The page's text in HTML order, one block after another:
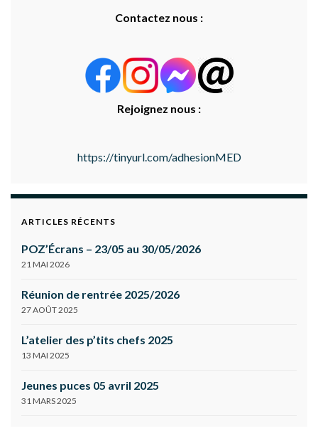
Contactez nous :
Rejoignez nous :
https://tinyurl.com/adhesionMED
ARTICLES RÉCENTS
POZ’Écrans – 23/05 au 30/05/2026
21 MAI 2026
Réunion de rentrée 2025/2026
27 AOÛT 2025
L’atelier des p’tits chefs 2025
13 MAI 2025
Jeunes puces 05 avril 2025
31 MARS 2025